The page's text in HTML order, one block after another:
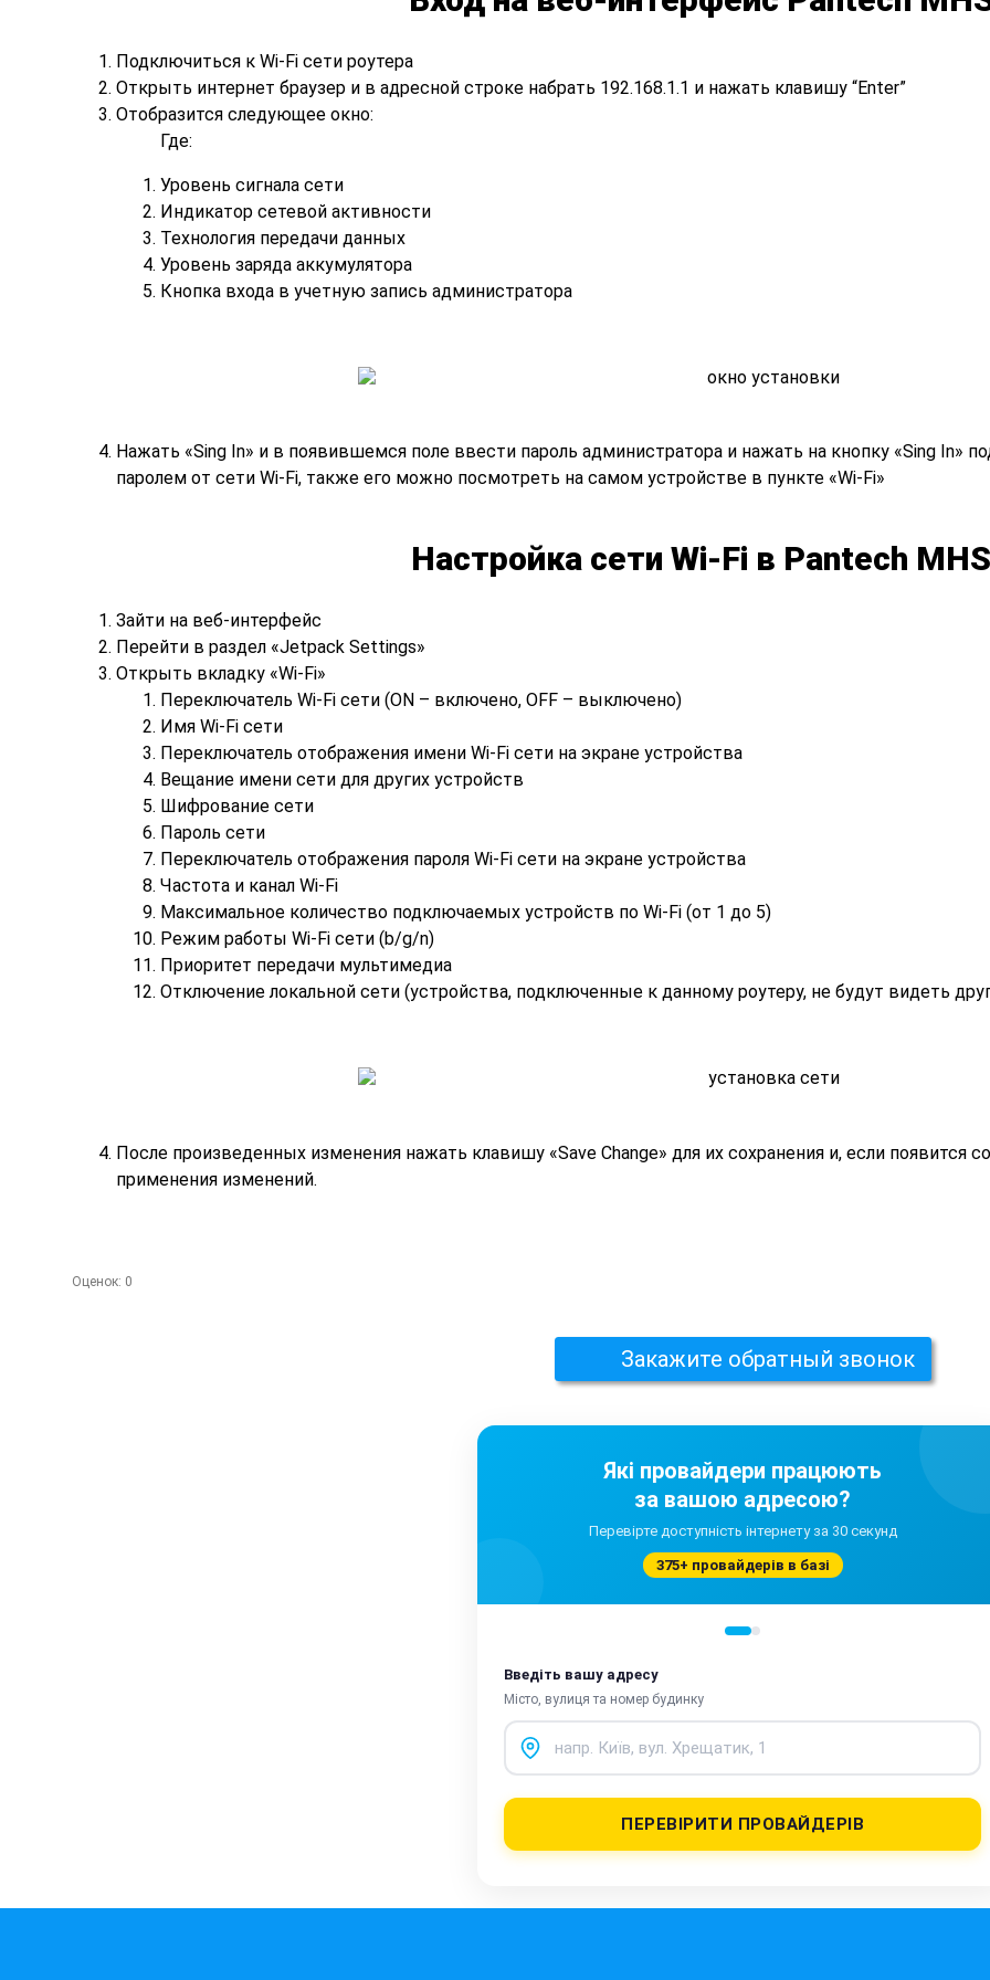
Подключиться к Wi-Fi сети роутера
Открыть интернет браузер и в адресной строке набрать 192.168.1.1 и нажать клавишу “Enter”
Отобразится следующее окно:
Где:
Уровень сигнала сети
Индикатор сетевой активности
Технология передачи данных
Уровень заряда аккумулятора
Кнопка входа в учетную запись администратора
Нажать «Sing In» и в появившемся поле ввести пароль администратора и нажать на кнопку «Sing In»
паролем от сети Wi-Fi, также его можно посмотреть на самом устройстве в пункте «Wi-Fi»
Настройка сети Wi-Fi в Pantech
Зайти на веб-интерфейс
Перейти в раздел «Jetpack Settings»
Открыть вкладку «Wi-Fi»
Переключатель Wi-Fi сети (ON – включено, OFF – выключено)
Имя Wi-Fi сети
Переключатель отображения имени Wi-Fi сети на экране устройства
Вещание имени сети для других устройств
Шифрование сети
Пароль сети
Переключатель отображения пароля Wi-Fi сети на экране устройства
Частота и канал Wi-Fi
Максимальное количество подключаемых устройств по Wi-Fi (от 1 до 5)
Режим работы Wi-Fi сети (b/g/n)
Приоритет передачи мультимедиа
Отключение локальной сети (устройства, подключенные к данному роутеру, не будут видеть
После произведенных изменения нажать клавишу «Save Change» для их сохранения и, если появится
применения изменений.
Оценок: 0
Закажите обратный звонок
Які провайдери працюють
за вашою адресою?
Перевірте доступність інтернету за 30 секунд
375+ провайдерів в базі
Введіть вашу адресу
Місто, вулиця та номер будинку
ПЕРЕВІРИТИ ПРОВАЙДЕРІВ